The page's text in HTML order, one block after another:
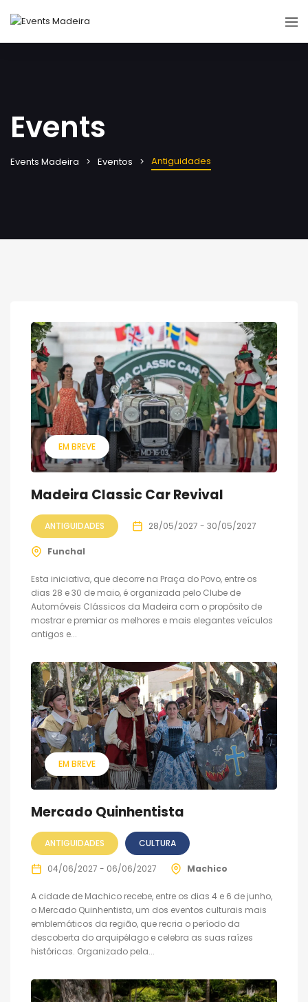
Events
Events Madeira Eventos Antiguidades
EM BREVE
Madeira Classic Car Revival
ANTIGUIDADES 28/05/2027 - 30/05/2027
Funchal
Esta iniciativa, que decorre na Praça do Povo, entre os
dias 28 e 30 de maio, é organizada pelo Clube de
Automóveis Clássicos da Madeira com o propósito de
mostrar e premiar os melhores e mais elegantes veículos
antigos e...
EM BREVE
Mercado Quinhentista
ANTIGUIDADES CULTURA
04/06/2027 - 06/06/2027 Machico
A cidade de Machico recebe, entre os dias 4 e 6 de junho,
o Mercado Quinhentista, um dos eventos culturais mais
emblemáticos da região, que recria o período da
descoberta do arquipélago e celebra as suas raízes
históricas. Organizado pela...